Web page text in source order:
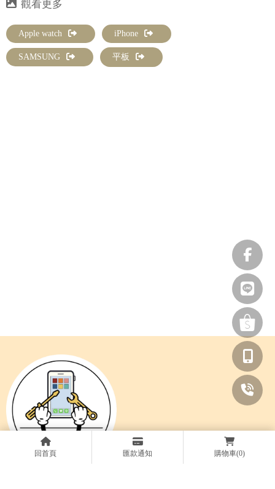
Apple watch iPhone
SAMSUNG 平板
回首頁 匯款通知 購物車(0)